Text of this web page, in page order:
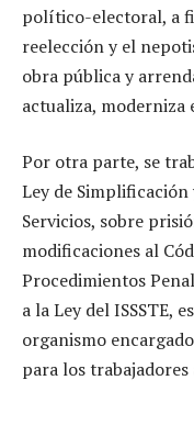
político-electoral, a
reelección y el
obra pública y
actualiza,
Por otra parte, se
Ley de
Servicios, sobre
modificaciones al
Procedimientos
a la Ley del ISSSTE,
organismo
para los